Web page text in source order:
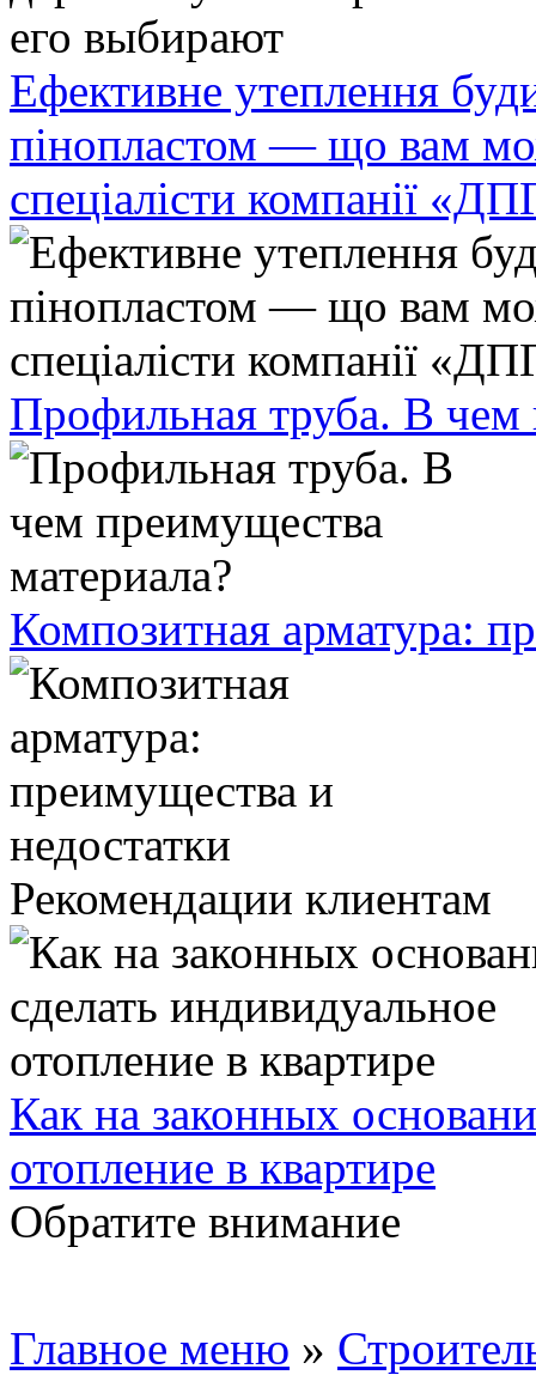
Ефективне утеплення
пінопластом — що вам
спеціалісти компанії
Профильная труба. В чем
Композитная арматура:
Рекомендации клиентам
Как на законных
отопление в квартире
Обратите внимание
Главное меню »